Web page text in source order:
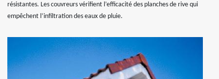
résistantes. Les couvreurs vérifient l’efficacité des planches de rive qui
empêchent l’infiltration des eaux de pluie.